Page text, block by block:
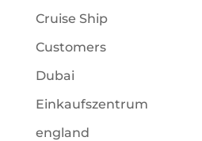
Cruise Ship
Customers
Dubai
Einkaufszentrum
england